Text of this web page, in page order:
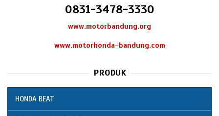
0831-3478-3330
www.motorbandung.org
www.motorhonda-bandung.com
PRODUK
HONDA BEAT